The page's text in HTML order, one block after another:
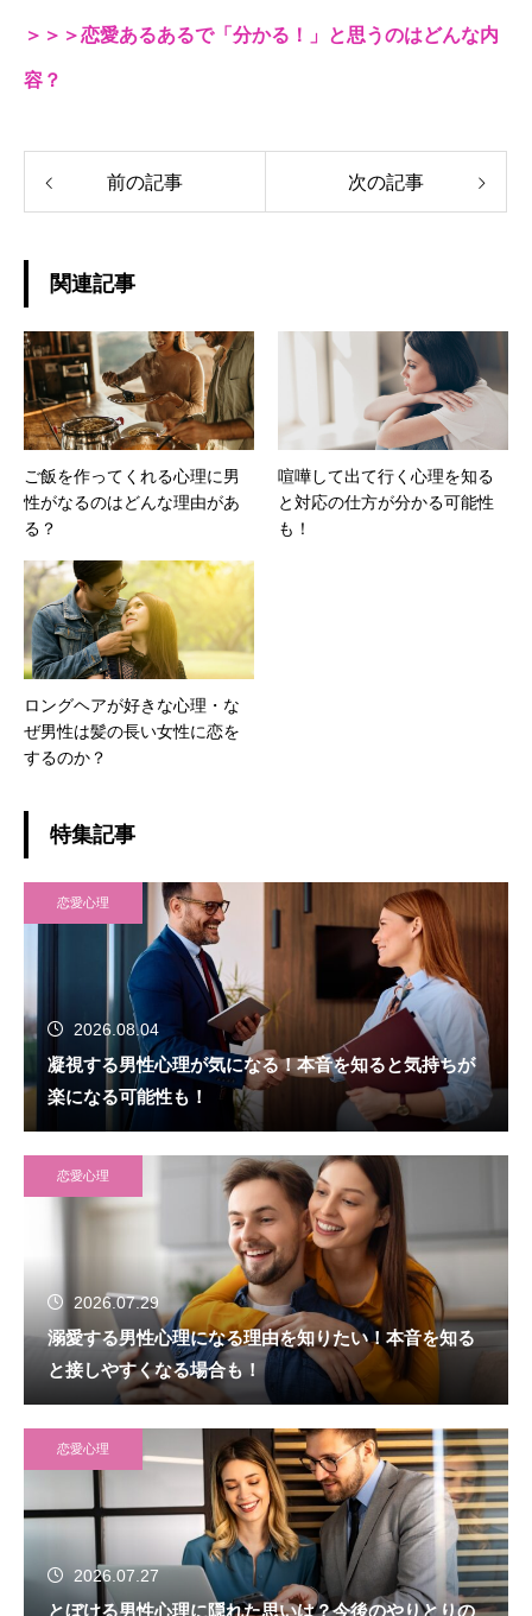
＞＞＞恋愛あるあるで「分かる！」と思うのはどんな内
容？
前の記事 次の記事
関連記事
ご飯を作ってくれる心理に男
性がなるのはどんな理由があ
る？
喧嘩して出て行く心理を知る
と対応の仕方が分かる可能性
も！
ロングヘアが好きな心理・な
ぜ男性は髪の長い女性に恋を
するのか？
特集記事
恋愛心理
2026.08.04
凝視する男性心理が気になる！本音を知ると気持ちが
楽になる可能性も！
恋愛心理
2026.07.29
溺愛する男性心理になる理由を知りたい！本音を知る
と接しやすくなる場合も！
恋愛心理
2026.07.27
とぼける男性心理に隠れた思いは？今後のやりとりの